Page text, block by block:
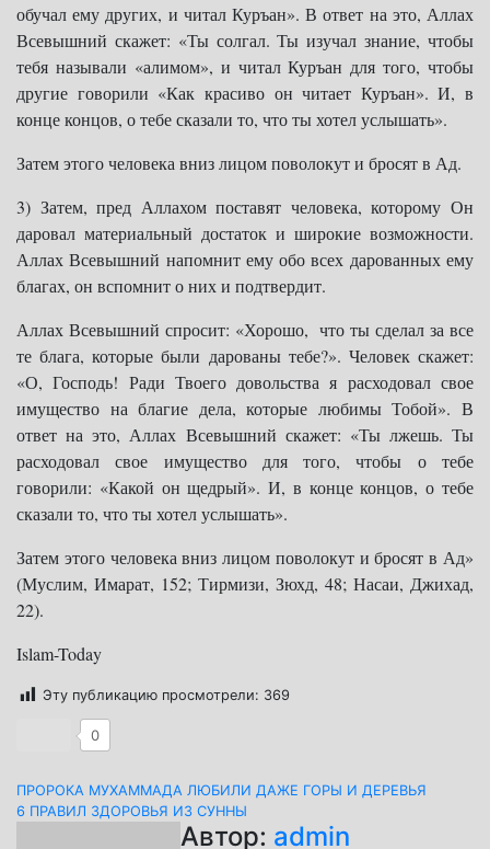
обучал ему других, и читал Куръан». В ответ на это, Аллах
Всевышний скажет: «Ты солгал. Ты изучал знание, чтобы
тебя называли «алимом», и читал Куръан для того, чтобы
другие говорили «Как красиво он читает Куръан». И, в
конце концов, о тебе сказали то, что ты хотел услышать».
Затем этого человека вниз лицом поволокут и бросят в Ад.
3) Затем, пред Аллахом поставят человека, которому Он
даровал материальный достаток и широкие возможности.
Аллах Всевышний напомнит ему обо всех дарованных ему
благах, он вспомнит о них и подтвердит.
Аллах Всевышний спросит: «Хорошо, что ты сделал за все
те блага, которые были дарованы тебе?». Человек скажет:
«О, Господь! Ради Твоего довольства я расходовал свое
имущество на благие дела, которые любимы Тобой». В
ответ на это, Аллах Всевышний скажет: «Ты лжешь. Ты
расходовал свое имущество для того, чтобы о тебе
говорили: «Какой он щедрый». И, в конце концов, о тебе
сказали то, что ты хотел услышать».
Затем этого человека вниз лицом поволокут и бросят в Ад»
(Муслим, Имарат, 152; Тирмизи, Зюхд, 48; Насаи, Джихад,
22).
Islam-Today
Эту публикацию просмотрели: 369
0
Навигация
ПРОРОКА МУХАММАДА ЛЮБИЛИ ДАЖЕ ГОРЫ И ДЕРЕВЬЯ
6 ПРАВИЛ ЗДОРОВЬЯ ИЗ СУННЫ
Автор: admin